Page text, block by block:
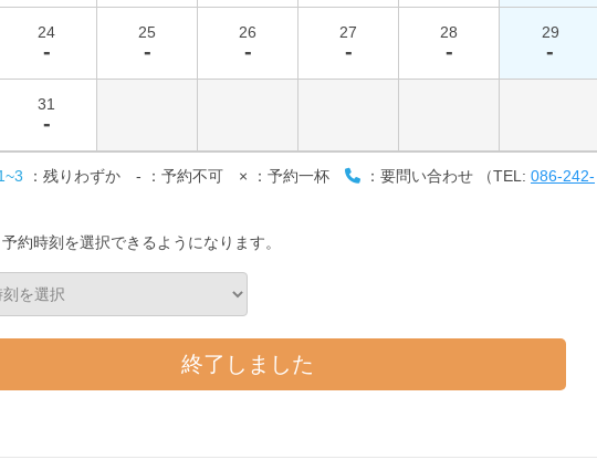
24
-
25
-
26
-
27
-
28
-
29
-
31
-
：残りわずか - ：予約不可 × ：予約一杯 ：要問い合わせ （TEL: 086-242-
約時刻を選択できるようになります。
終了しました